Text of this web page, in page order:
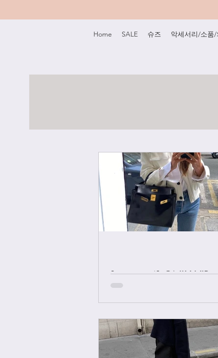
Home SALE 슈즈 악세서리/소품
[중요공지] ONLY VIP
에르메스 올수공